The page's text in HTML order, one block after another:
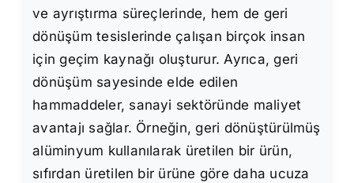
ve ayrıştırma süreçlerinde, hem de geri
dönüşüm tesislerinde çalışan birçok insan
için geçim kaynağı oluşturur. Ayrıca, geri
dönüşüm sayesinde elde edilen
hammaddeler, sanayi sektöründe maliyet
avantajı sağlar. Örneğin, geri dönüştürülmüş
alüminyum kullanılarak üretilen bir ürün,
sıfırdan üretilen bir ürüne göre daha ucuza